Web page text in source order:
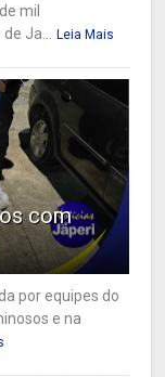
mil
Ja...
Leia Mais
com
por equipes do
e na